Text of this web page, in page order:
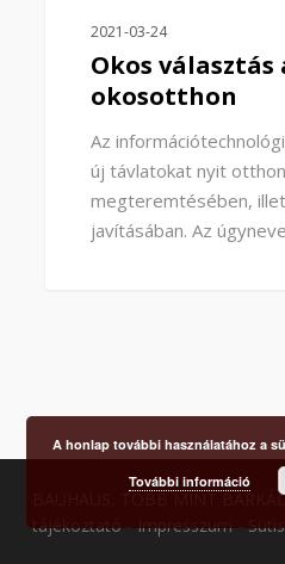
2021-03-24
Okos választás
okosotthon
Az
új távlatokat nyit
megteremtésében,
javításában. Az
BAUHAUS, TÖBB MINT
tájékoztató-Impresszum-
A honlap további használatához a
További információ